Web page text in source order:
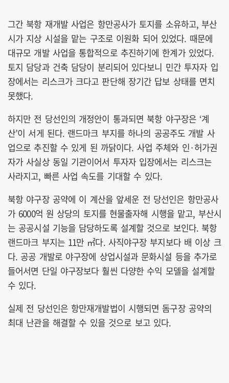
그간 북항 재개발 사업은 항만공사가 토지를 소유하고, 부산
시가 지상 시설을 맡는 구조로 이원화 되어 있었다. 때문에
대규모 개발 사업을 통합적으로 추진하기에 한계가 있었다.
토지 담당과 건축 담당이 분리되어 있다보니 민간 투자자 입
장에서는 리스크가 크다고 판단해 장기간 답보 상태를 면치
못했다.
하지만 전 당선인의 개정안이 통과되면 북항 야구장은 ‘계
산’이 서게 된다. 랜드마크 부지를 하나의 공공주도 개발 사
업으로 추진할 수 있게 된 까닭이다. 사업 주체와 인·허가권
자가 사실상 동일 기관이어서 투자자 입장에서는 리스크는
사라지고, 빠른 사업 속도를 기대할 수 있다.
북항 야구장 공약에 이 계산을 앞세운 전 당선인은 항만공사
가 6000억 원 상당의 토지를 현물출자해 시행을 맡고, 부산시
는 공공시설 기능을 담당하도록 설계할 것으로 보인다. 북항
랜드마크 부지는 11만 ㎡다. 사직야구장 부지보다 배 이상 크
다. 공공 개발로 야구장에 상업시설과 문화시설 등을 추가로
들어서면 단일 야구장보다 훨씬 다양한 수익 모델을 설계할
수 있다.
실제 전 당선인은 항만재개발법이 시행되면 돔구장 공약의
최대 난관을 해결할 수 있을 것으로 보고 있다.